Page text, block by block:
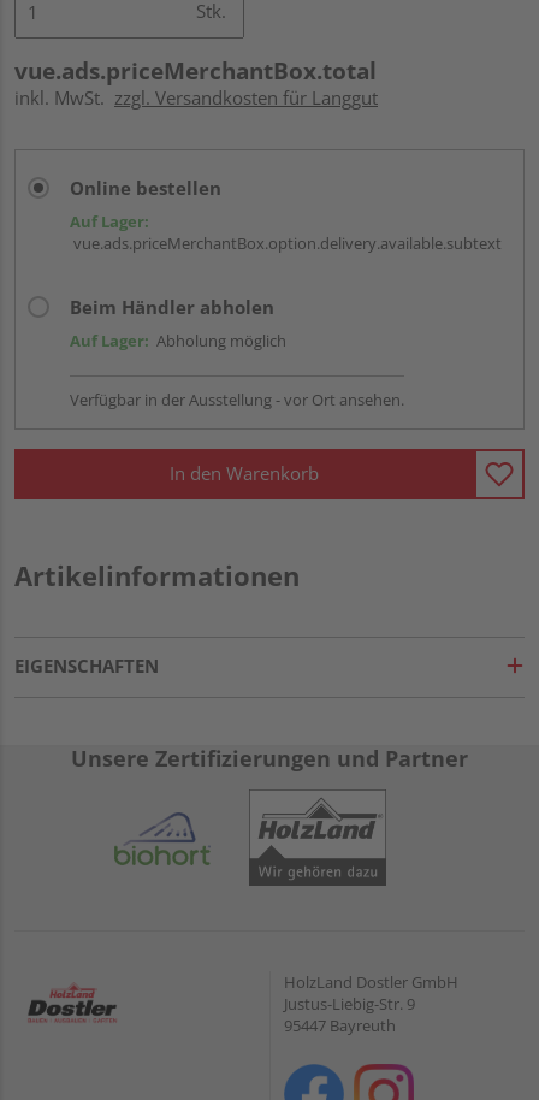
Stk.
vue.ads.priceMerchantBox.total
inkl. MwSt. zzgl. Versandkosten für Langgut
Online bestellen
Auf Lager:
vue.ads.priceMerchantBox.option.delivery.available.subtext
Beim Händler abholen
Auf Lager: Abholung möglich
Verfügbar in der Ausstellung - vor Ort ansehen.
In den Warenkorb
Artikelinformationen
EIGENSCHAFTEN
Unsere Zertifizierungen und Partner
HolzLand Dostler GmbH
Justus-Liebig-Str. 9
95447 Bayreuth